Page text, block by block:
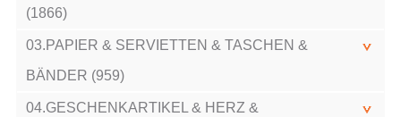
(1866)
03.PAPIER & SERVIETTEN & TASCHEN &
BÄNDER (959)
04.GESCHENKARTIKEL & HERZ &